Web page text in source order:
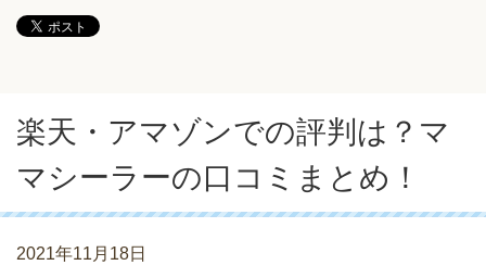
楽天・アマゾンでの評判は？マ
マシーラーの口コミまとめ！
2021年11月18日